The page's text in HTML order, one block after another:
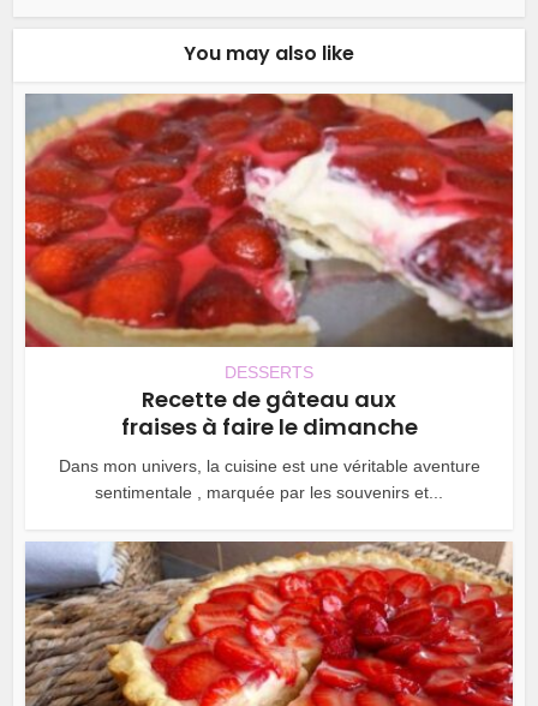
You may also like
DESSERTS
Recette de gâteau aux
fraises à faire le dimanche
Dans mon univers, la cuisine est une véritable aventure
sentimentale , marquée par les souvenirs et...